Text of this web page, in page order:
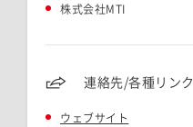
株式会社MTI
連絡先/各種リンク
ウェブサイト